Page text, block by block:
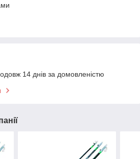
14 днів за домовленістю